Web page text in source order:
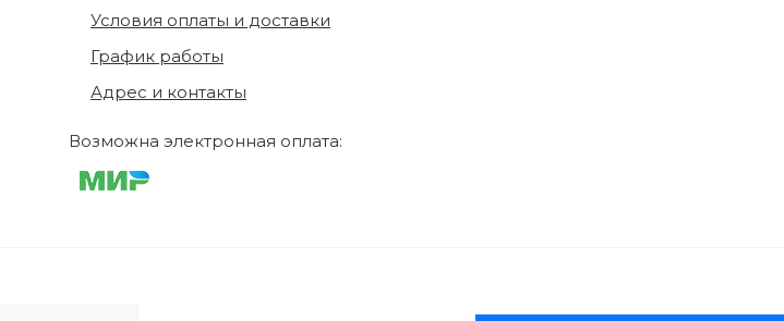
Условия оплаты и доставки
График работы
Адрес и контакты
Возможна электронная оплата: